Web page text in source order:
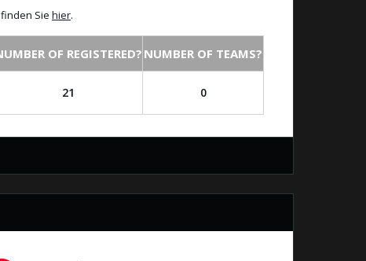
Sie hier.
OF REGISTERED? NUMBER OF TEAMS?
21 0